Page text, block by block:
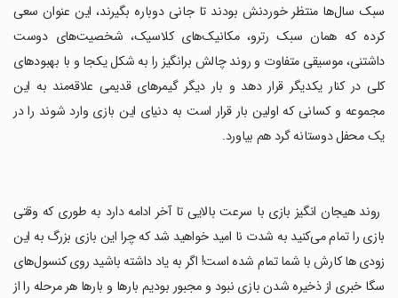
سبک سال‌ها منتظر خوردنش بودند تا جانی دوباره بگیرند، این عنوان سعی
کرده که همان سبک رترو، مکانیک‌های کلاسیک، شخصیت‌های دوست
داشتنی، موسیقی متفاوت و روند چالش برانگیز را به شکل یکجا و با بهبودهای
کلی در کنار یکدیگر قرار دهد و بار دیگر گیمرهای قدیمی علاقه‌مند به این
مجموعه و کسانی که اولین بار قرار است به دنیای این بازی وارد شوند را در
یک محفل دوستانه گرد هم بیاورد.
‏ روند هیجان انگیز بازی با سرعت بالایی تا آخر ادامه دارد به طوری که وقتی
بازی را تمام می‌کنید به شدت نا امید خواهید شد که چرا این بازی بزرگ به این
زودی ها کارش با شما تمام شده است! اگر به یاد داشته باشید روی کنسول‌های
سگا خبری از ذخیره شدن بازی نبود و مجبور بودیم بارها و بارها هر مرحله را از